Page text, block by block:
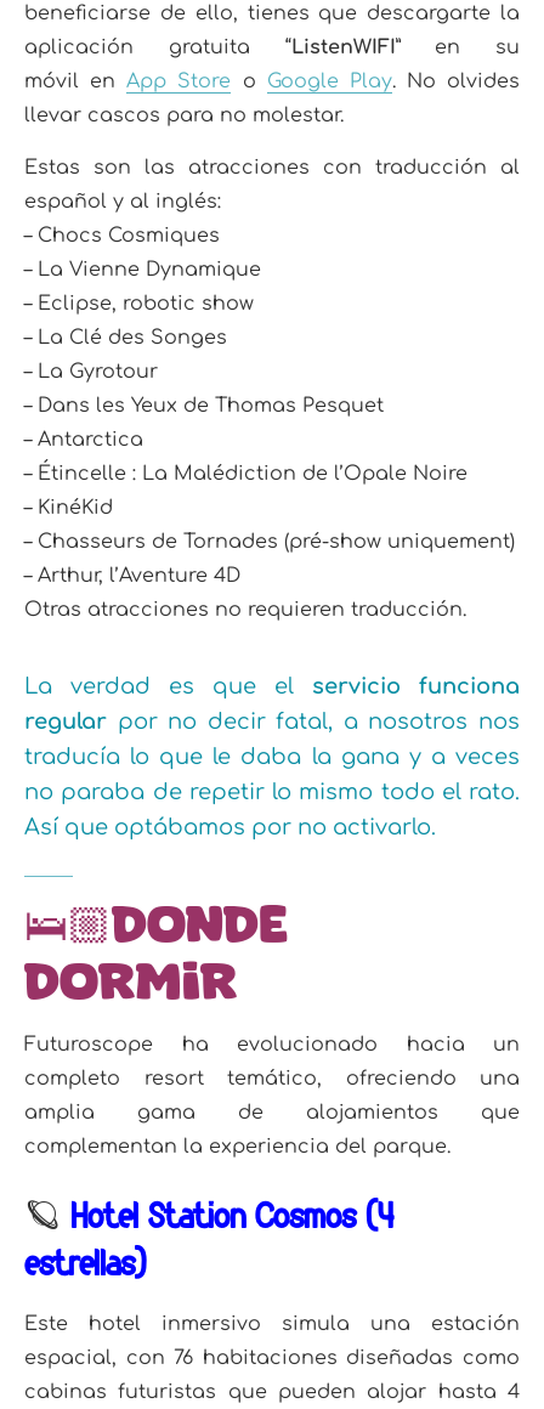
beneficiarse de ello, tienes que descargarte la
aplicación gratuita “ListenWIFI” en su
móvil enApp Store o Google Play. No olvides
llevar cascos para no molestar.
Estas son las atracciones con traducción al
español y al inglés:
– Chocs Cosmiques
– La Vienne Dynamique
– Eclipse, robotic show
– La Clé des Songes
– La Gyrotour
– Dans les Yeux de Thomas Pesquet
– Antarctica
– Étincelle : La Malédiction de l’Opale Noire
– KinéKid
– Chasseurs de Tornades (pré-show uniquement)
– Arthur, l’Aventure 4D
Otras atracciones no requieren traducción.
La verdad es que el servicio funciona
regular por no decir fatal, a nosotros nos
traducía lo que le daba la gana y a veces
no paraba de repetir lo mismo todo el rato.
Así que optábamos por no activarlo.
🛌🏼Donde
dormir
Futuroscope ha evolucionado hacia un
completo resort temático, ofreciendo una
amplia gama de alojamientos que
complementan la experiencia del parque.
🪐 Hôtel Station Cosmos (4
estrellas)
Este hotel inmersivo simula una estación
espacial, con 76 habitaciones diseñadas como
cabinas futuristas que pueden alojar hasta 4